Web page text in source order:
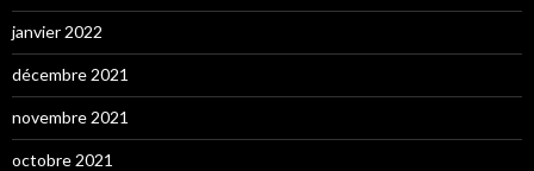
janvier 2022
décembre 2021
novembre 2021
octobre 2021